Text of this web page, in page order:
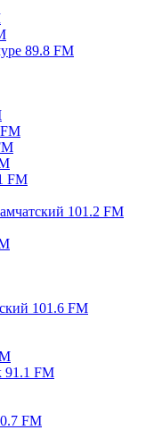
89.8 FM
FM
101.2 FM
101.6 FM
91.1 FM
FM